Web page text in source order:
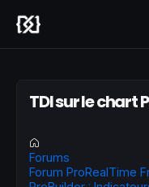
TDI sur le chart
Forums
Forum ProRealTime